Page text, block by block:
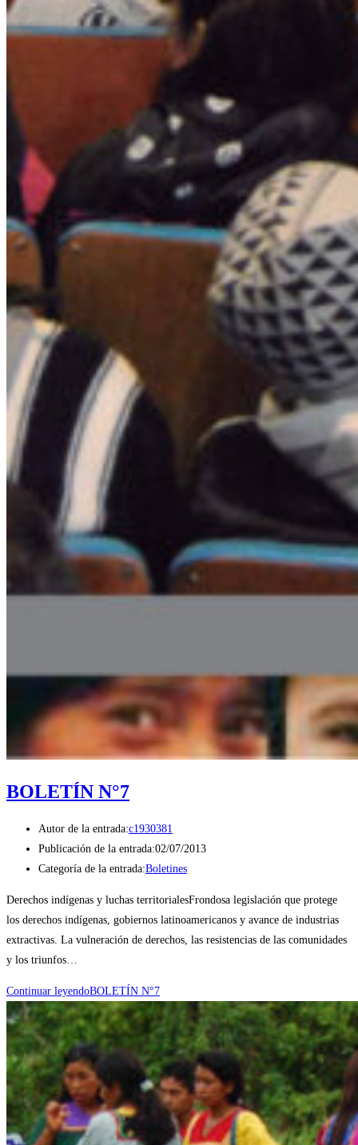
BOLETÍN N°7
Autor de la entrada:c1930381
Publicación de la entrada:02/07/2013
Categoría de la entrada:Boletines
Derechos indígenas y luchas territorialesFrondosa legislación que protege
los derechos indígenas, gobiernos latinoamericanos y avance de industrias
extractivas. La vulneración de derechos, las resistencias de las comunidades
y los triunfos…
Continuar leyendoBOLETÍN N°7